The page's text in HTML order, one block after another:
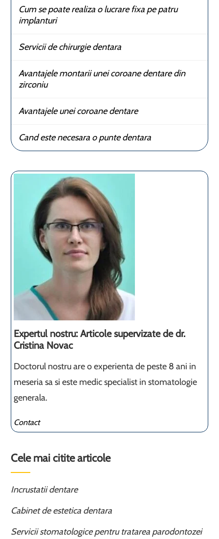
Cum se poate realiza o lucrare fixa pe patru
implanturi
Servicii de chirurgie dentara
Avantajele montarii unei coroane dentare din
zirconiu
Avantajele unei coroane dentare
Cand este necesara o punte dentara
Expertul nostru: Articole supervizate de dr.
Cristina Novac
Doctorul nostru are o experienta de peste 8 ani in
meseria sa si este medic specialist in stomatologie
generala.
Contact
Cele mai citite articole
Incrustatii dentare
Cabinet de estetica dentara
Servicii stomatologice pentru tratarea parodontozei